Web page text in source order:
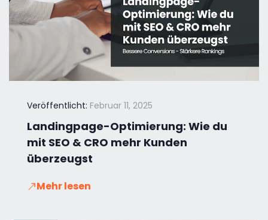
Veröffentlicht: Februar 11, 2025
Landingpage-Optimierung: Wie du
mit SEO & CRO mehr Kunden
überzeugst
Mehr lesen